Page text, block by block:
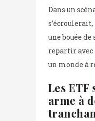
Dans un
une bouée de
repartir avec
un monde à
Les ETF
arme à